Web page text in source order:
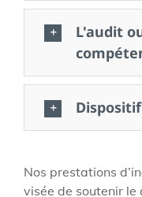
L'audit
Nos prestations
visée de soutenir